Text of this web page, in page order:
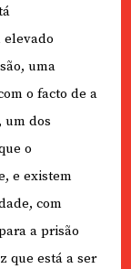
elevado
uma
o facto de a
um dos
o
e existem
com
a prisão
que está a ser